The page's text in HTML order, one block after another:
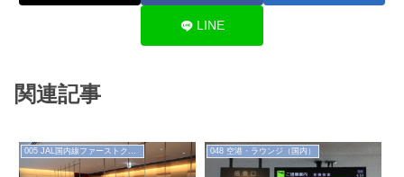
LINE
関連記事
048 空港・ラウンジ（国内）